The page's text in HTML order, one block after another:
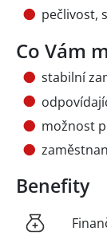
pečlivost,
Co Vám
stabilní
možnost
Benefity